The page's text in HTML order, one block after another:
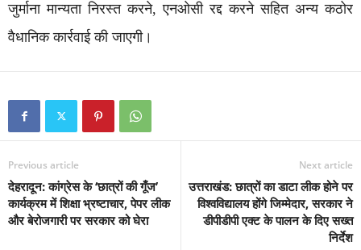
जुर्माना मान्यता निरस्त करने, एनओसी रद्द करने सहित अन्य कठोर
वैधानिक कार्रवाई की जाएगी।
Previous article
देहरादून: कांग्रेस के ‘छात्रों की गूँज’
कार्यक्रम में शिक्षा भ्रष्टाचार, पेपर लीक
और बेरोजगारी पर सरकार को घेरा
Next article
उत्तराखंड: छात्रों का डाटा लीक होने पर
विश्वविद्यालय होंगे जिम्मेदार, सरकार ने
डीपीडीपी एक्ट के पालन के दिए सख्त
निर्देश